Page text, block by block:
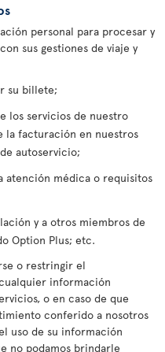
personal para procesar y
sus gestiones de viaje y
su billete;
los servicios de nuestro
la facturación en nuestros
autoservicio;
atención médica o requisitos
y a otros miembros de
Option Plus; etc.
o restringir el
información
o en caso de que
conferido a nosotros
uso de su información
no podamos brindarle